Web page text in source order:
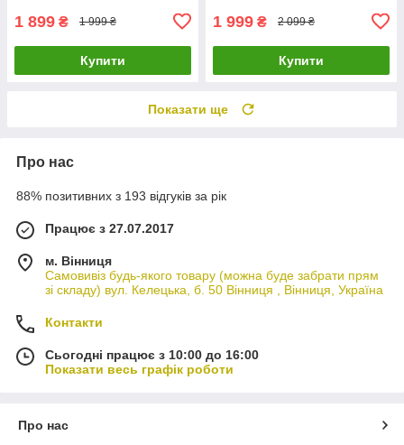
1 899 ₴ 1 999 ₴
Купити
1 999 ₴ 2 099 ₴
Купити
Показати ще
Про нас
88% позитивних з 193 відгуків за рік
Працює з 27.07.2017
м. Вінниця
Самовивіз будь-якого товару (можна буде забрати прям
зі складу) вул. Келецька, б. 50 Вінниця , Вінниця, Україна
Контакти
Сьогодні працює з 10:00 до 16:00
Показати весь графік роботи
Про нас